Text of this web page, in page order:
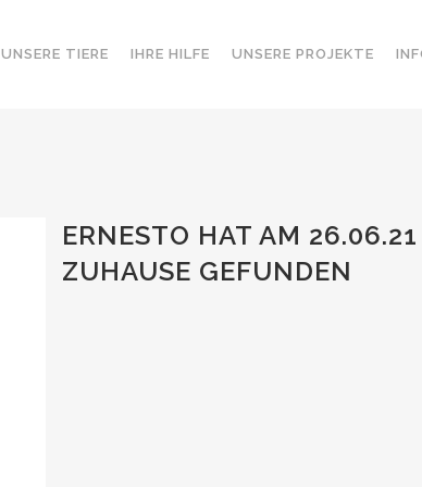
UNSERE TIERE IHRE HILFE UNSERE PROJEKTE
ERNESTO HAT AM
ZUHAUSE GEFUNDEN